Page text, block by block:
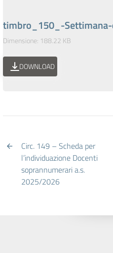
timbro_150_-
Dimensione: 188.22 KB
DOWNLOAD
Circ. 149 – Scheda per
l’individuazione Docenti
soprannumerari a.s.
2025/2026